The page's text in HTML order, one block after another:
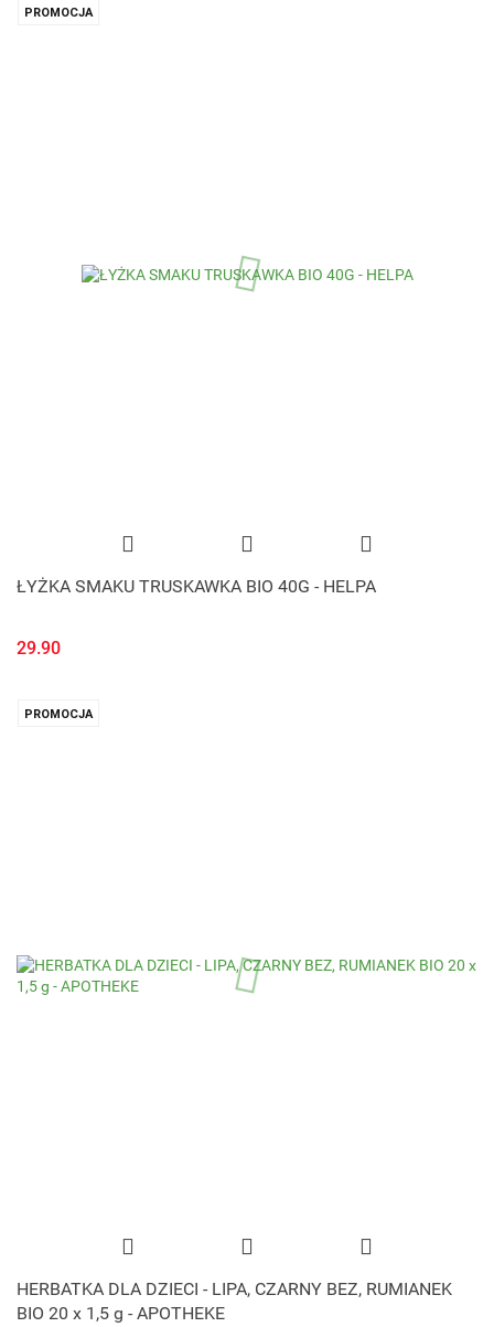
PROMOCJA
ŁYŻKA SMAKU TRUSKAWKA BIO 40G - HELPA
29.90
PROMOCJA
HERBATKA DLA DZIECI - LIPA, CZARNY BEZ, RUMIANEK
BIO 20 x 1,5 g - APOTHEKE